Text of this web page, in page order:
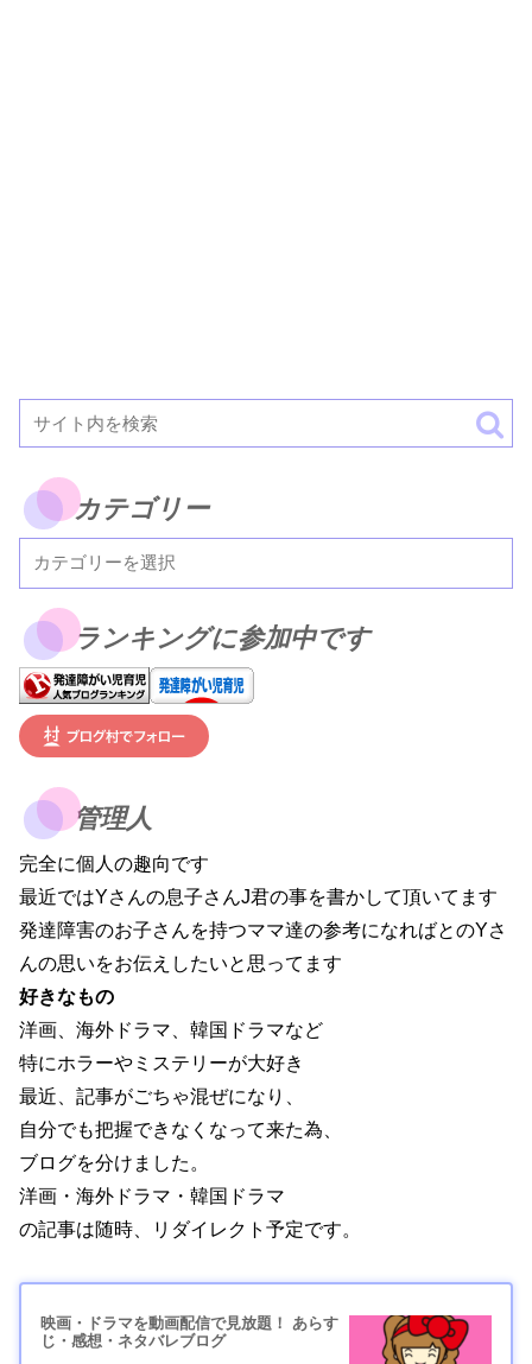
カテゴリー
ランキングに参加中です
管理人
完全に個人の趣向です
最近ではYさんの息子さんJ君の事を書かして頂いてます
発達障害のお子さんを持つママ達の参考になればとのYさ
んの思いをお伝えしたいと思ってます
好きなもの
洋画、海外ドラマ、韓国ドラマなど
特にホラーやミステリーが大好き
最近、記事がごちゃ混ぜになり、
自分でも把握できなくなって来た為、
ブログを分けました。
洋画・海外ドラマ・韓国ドラマ
の記事は随時、リダイレクト予定です。
映画・ドラマを動画配信で見放題！ あらす
じ・感想・ネタバレブログ